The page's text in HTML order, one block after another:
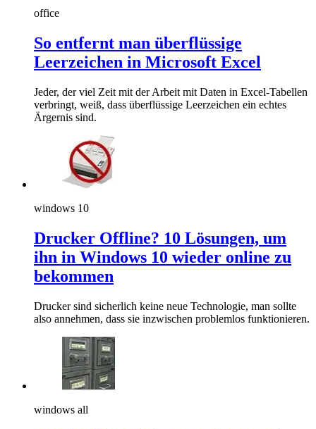
office
So entfernt man überflüssige
Leerzeichen in Microsoft Excel
Jeder, der viel Zeit mit der Arbeit mit Daten in Excel-Tabellen
verbringt, weiß, dass überflüssige Leerzeichen ein echtes
Ärgernis sind.
windows 10
Drucker Offline? 10 Lösungen, um
ihn in Windows 10 wieder online zu
bekommen
Drucker sind sicherlich keine neue Technologie, man sollte
also annehmen, dass sie inzwischen problemlos funktionieren.
windows all